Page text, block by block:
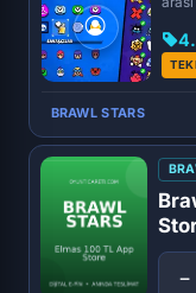
BRAWL STARS
−